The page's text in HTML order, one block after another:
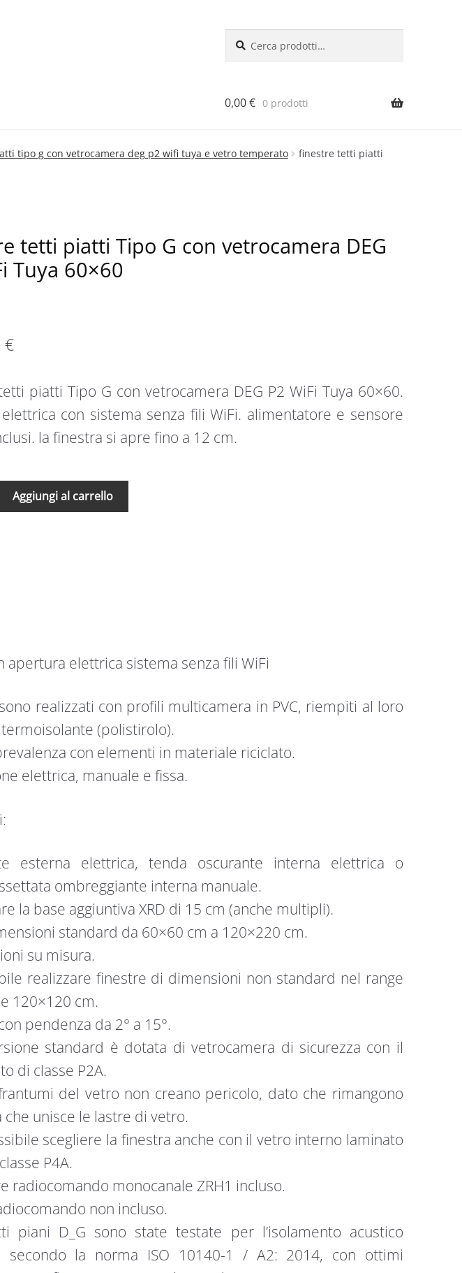
0,00€ 0 prodotti
tipo g con vetrocamera deg p2 wifi tuya e vetro temperato
finestre tetti piatti
tetti piatti Tipo G con vetrocamera DEG
Tuya 60×60
€
piatti Tipo G con vetrocamera DEG P2 WiFi Tuya 60×60.
con sistema senza fili WiFi. alimentatore e sensore
la finestra si apre fino a 12 cm.
Aggiungi al carrello
e
apertura elettrica sistema senza fili WiFi
realizzati con profili multicamera in PVC, riempiti al loro
(polistirolo).
con elementi in materiale riciclato.
elettrica, manuale e fissa.
esterna elettrica, tenda oscurante interna elettrica o
ombreggiante interna manuale.
la base aggiuntiva XRD di 15 cm (anche multipli).
standard da 60×60 cm a 120×220 cm.
su misura.
realizzare finestre di dimensioni non standard nel range
120×120 cm.
pendenza da 2° a 15°.
standard è dotata di vetrocamera di sicurezza con il
di classe P2A.
del vetro non creano pericolo, dato che rimangono
unisce le lastre di vetro.
scegliere la finestra anche con il vetro interno laminato
P4A.
radiocomando monocanale ZRH1 incluso.
non incluso.
piani D_G sono state testate per l’isolamento acustico
secondo la norma ISO 10140-1 / A2: 2014, con ottimi